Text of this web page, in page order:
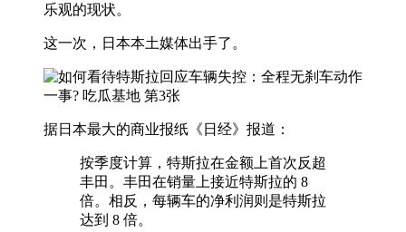
乐观的现状。
这一次，日本本土媒体出手了。
据日本最大的商业报纸《日经》报道：
按季度计算，特斯拉在金额上首次反超
丰田。丰田在销量上接近特斯拉的 8
倍。相反，每辆车的净利润则是特斯拉
达到 8 倍。